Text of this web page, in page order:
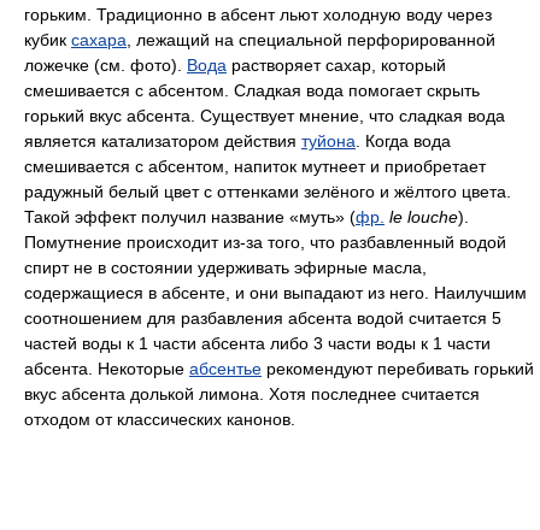
горьким. Традиционно в абсент льют холодную воду через
кубик сахара , лежащий на специальной перфорированной
ложечке (см. фото). Вода растворяет сахар, который
смешивается с абсентом. Сладкая вода помогает скрыть
горький вкус абсента. Существует мнение, что сладкая вода
является катализатором действия туйона . Когда вода
смешивается с абсентом, напиток мутнеет и приобретает
радужный белый цвет с оттенками зелёного и жёлтого цвета.
Такой эффект получил название «муть» (фр. le louche).
Помутнение происходит из-за того, что разбавленный водой
спирт не в состоянии удерживать эфирные масла,
содержащиеся в абсенте, и они выпадают из него. Наилучшим
соотношением для разбавления абсента водой считается 5
частей воды к 1 части абсента либо 3 части воды к 1 части
абсента. Некоторые абсентье рекомендуют перебивать горький
вкус абсента долькой лимона. Хотя последнее считается
отходом от классических канонов.